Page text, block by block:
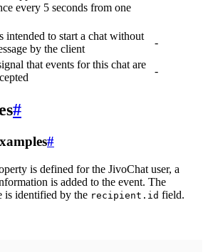
every 5 seconds from one
intended to start a chat without
by the client
-
that events for this chat are
-
#
#
is defined for the JivoChat user, a
is added to the event. The
is identified by the recipient.id field.